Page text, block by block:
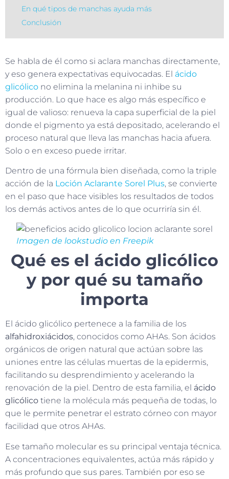
En qué tipos de manchas ayuda más
Conclusión
Se habla de él como si aclara manchas directamente,
y eso genera expectativas equivocadas. El ácido
glicólico no elimina la melanina ni inhibe su
producción. Lo que hace es algo más específico e
igual de valioso: renueva la capa superficial de la piel
donde el pigmento ya está depositado, acelerando el
proceso natural que lleva las manchas hacia afuera.
Solo o en exceso puede irritar.
Dentro de una fórmula bien diseñada, como la triple
acción de la Loción Aclarante Sorel Plus, se convierte
en el paso que hace visibles los resultados de todos
los demás activos antes de lo que ocurriría sin él.
Imagen de lookstudio en Freepik
Qué es el ácido glicólico
y por qué su tamaño
importa
El ácido glicólico pertenece a la familia de los
alfahidroxiácidos, conocidos como AHAs. Son ácidos
orgánicos de origen natural que actúan sobre las
uniones entre las células muertas de la epidermis,
facilitando su desprendimiento y acelerando la
renovación de la piel. Dentro de esta familia, el ácido
glicólico tiene la molécula más pequeña de todas, lo
que le permite penetrar el estrato córneo con mayor
facilidad que otros AHAs.
Ese tamaño molecular es su principal ventaja técnica.
A concentraciones equivalentes, actúa más rápido y
más profundo que sus pares. También por eso se